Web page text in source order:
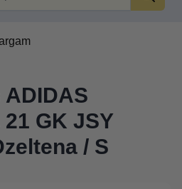
GK JSY
/ S